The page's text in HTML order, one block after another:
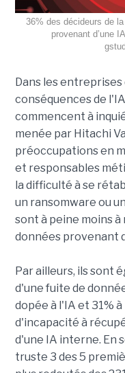
36% des décideurs de
provenant d’une
Dans les
conséquences de
commencent à
menée par Hitachi
préoccupations en
et responsables
la difficulté à se
un ransomware ou
sont à peine moins
données provenant
Par ailleurs, ils sont
d'une fuite de
dopée à l'IA et 31%
d'incapacité à
d'une IA interne. En
truste 3 des 5